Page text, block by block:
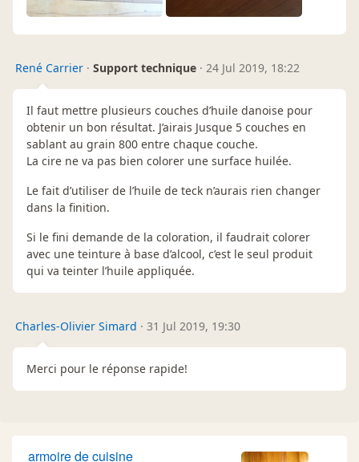
René Carrier · Support technique · 24 Jul 2019, 18:22
Il faut mettre plusieurs couches d’huile danoise pour
obtenir un bon résultat. J’airais Jusque 5 couches en
sablant au grain 800 entre chaque couche.
La cire ne va pas bien colorer une surface huilée.
Le fait d’utiliser de l’huile de teck n’aurais rien changer
dans la finition.
Si le fini demande de la coloration, il faudrait colorer
avec une teinture à base d’alcool, c’est le seul produit
qui va teinter l’huile appliquée.
Charles-Olivier Simard · 31 Jul 2019, 19:30
Merci pour le réponse rapide!
armoire de cuisine